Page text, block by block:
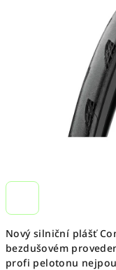
Nový silniční plášť
bezdušovém
profi pelotonu